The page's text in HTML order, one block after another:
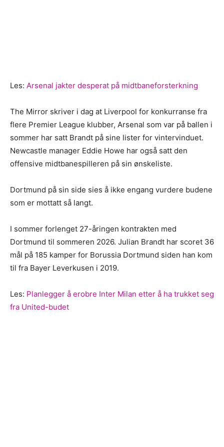
Les: Arsenal jakter desperat på midtbaneforsterkning
The Mirror skriver i dag at Liverpool for konkurranse fra
flere Premier League klubber, Arsenal som var på ballen i
sommer har satt Brandt på sine lister for vintervinduet.
Newcastle manager Eddie Howe har også satt den
offensive midtbanespilleren på sin ønskeliste.
Dortmund på sin side sies å ikke engang vurdere budene
som er mottatt så langt.
I sommer forlenget 27-åringen kontrakten med
Dortmund til sommeren 2026. Julian Brandt har scoret 36
mål på 185 kamper for Borussia Dortmund siden han kom
til fra Bayer Leverkusen i 2019.
Les: Planlegger å erobre Inter Milan etter å ha trukket seg
fra United-budet